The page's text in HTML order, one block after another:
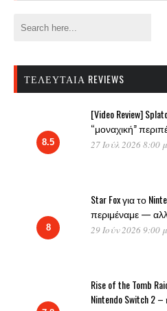
ΤΕΛΕΥΤΑΊΑ REVIEWS
8.5
[Video Review]
“μοναχική”
27 Ιούλ 2026 8:00
8
Star Fox για το
περιμέναμε —
29 Ιούν 2026 9:00
Rise of the Tomb
Nintendo Switch 2